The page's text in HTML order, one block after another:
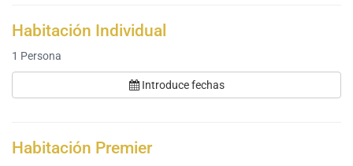
Habitación Individual
1 Persona
Introduce fechas
Habitación Premier